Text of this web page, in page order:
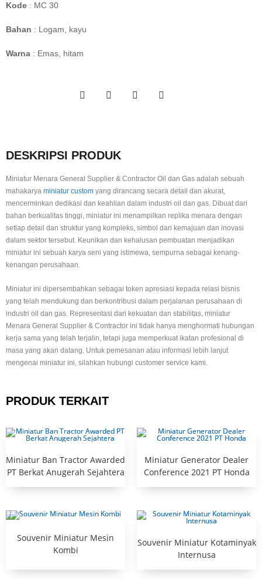
Kode : MC 30
Bahan : Logam, kayu
Warna : Emas, hitam
DESKRIPSI PRODUK
Miniatur Menara General Supplier & Contractor Oil dan Gas adalah sebuah
mahakarya miniatur custom yang dirancang secara detail dan akurat,
mencerminkan dedikasi dan keahlian dalam industri oil dan gas. Dibuat dari
bahan berkualitas tinggi, miniatur ini menampilkan replika menara dengan
setiap detail dan struktur yang kompleks, simbol dari kemajuan dan inovasi
dalam sektor tersebut. Keunikan dan kehalusan pembuatan menjadikan
miniatur ini sebuah karya seni yang istimewa, sempurna sebagai kenang-
kenangan perusahaan.
Miniatur ini dipersembahkan sebagai token apresiasi kepada relasi bisnis
yang telah mendukung dan berkontribusi dalam perjalanan perusahaan di
industri oil dan gas. Representasi dari kekuatan dan stabilitas, miniatur
Menara General Supplier & Contractor ini tidak hanya menghormati hubungan
kerja sama yang telah terjalin, tetapi juga memperkuat ikatan profesional di
masa yang akan datang. Untuk pemesanan atau informasi lebih lanjut
mengenai miniatur ini, silahkan hubungi customer service kami.
PRODUK TERKAIT
Miniatur Ban Tractor Awarded
PT Berkat Anugerah Sejahtera
Miniatur Generator Dealer
Conference 2021 PT Honda
Souvenir Miniatur Mesin
Kombi
Souvenir Miniatur Kotaminyak
Internusa